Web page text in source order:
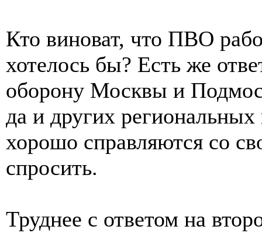
Кто виноват, что ПВО
хотелось бы? Есть же
оборону Москвы и
да и других
хорошо справляются со
спросить.
Труднее с ответом на